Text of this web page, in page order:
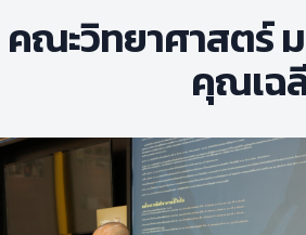
คณะวิทยาศาสต
คุณเฉ